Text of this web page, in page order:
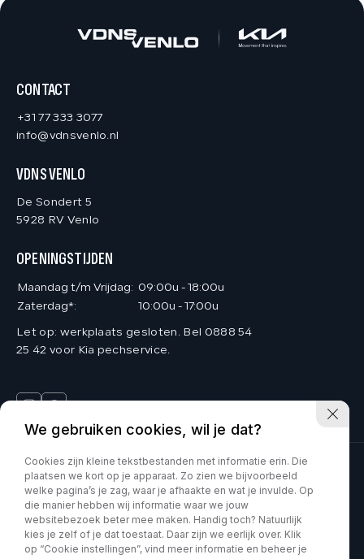
CONTACT
+31 77 333 3077
info@vdnsvenlo.nl
VDNS VENLO
De Sondert 5
5928 RV Venlo
OPENINGSTIJDEN
Maandag t/m Vrijdag: 09:00u - 18:00u
Zaterdag*:
10:00u - 17:00u
Let op: werkplaats gesloten. Bel 0888 54
25 42 voor Kia pechservice.
Deinum Venlo is onderdeel van Kia VDNS
Car Movement is onderdeel van Kia VDNS
KVK : 60070897 Privacy policy
We gebruiken cookies, wil je dat?
Cookies zijn kleine tekstbestanden met informatie erin. Die
plaatsen we kort op je apparaat. Zo zien we bijvoorbeeld
welke pagina’s je zag, waar je afhaakte en wat je invulde. Op
die manier hebben wij informatie waar we jouw
websitebezoek beter mee maken. Handig toch? Natuurlijk
kies je zelf of je dat toestaat. Daar zijn we eerlijk over. Klik
op “Cookie instellingen”, vind meer informatie en beheer je